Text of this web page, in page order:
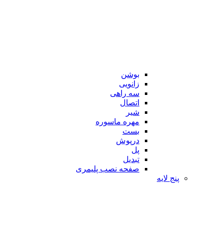
بوشن
زانویی
سه راهی
اتصال
شیر
مهره ماسوره
بست
درپوش
پل
تبدیل
صفحه نصب پلیمری
پنج لایه